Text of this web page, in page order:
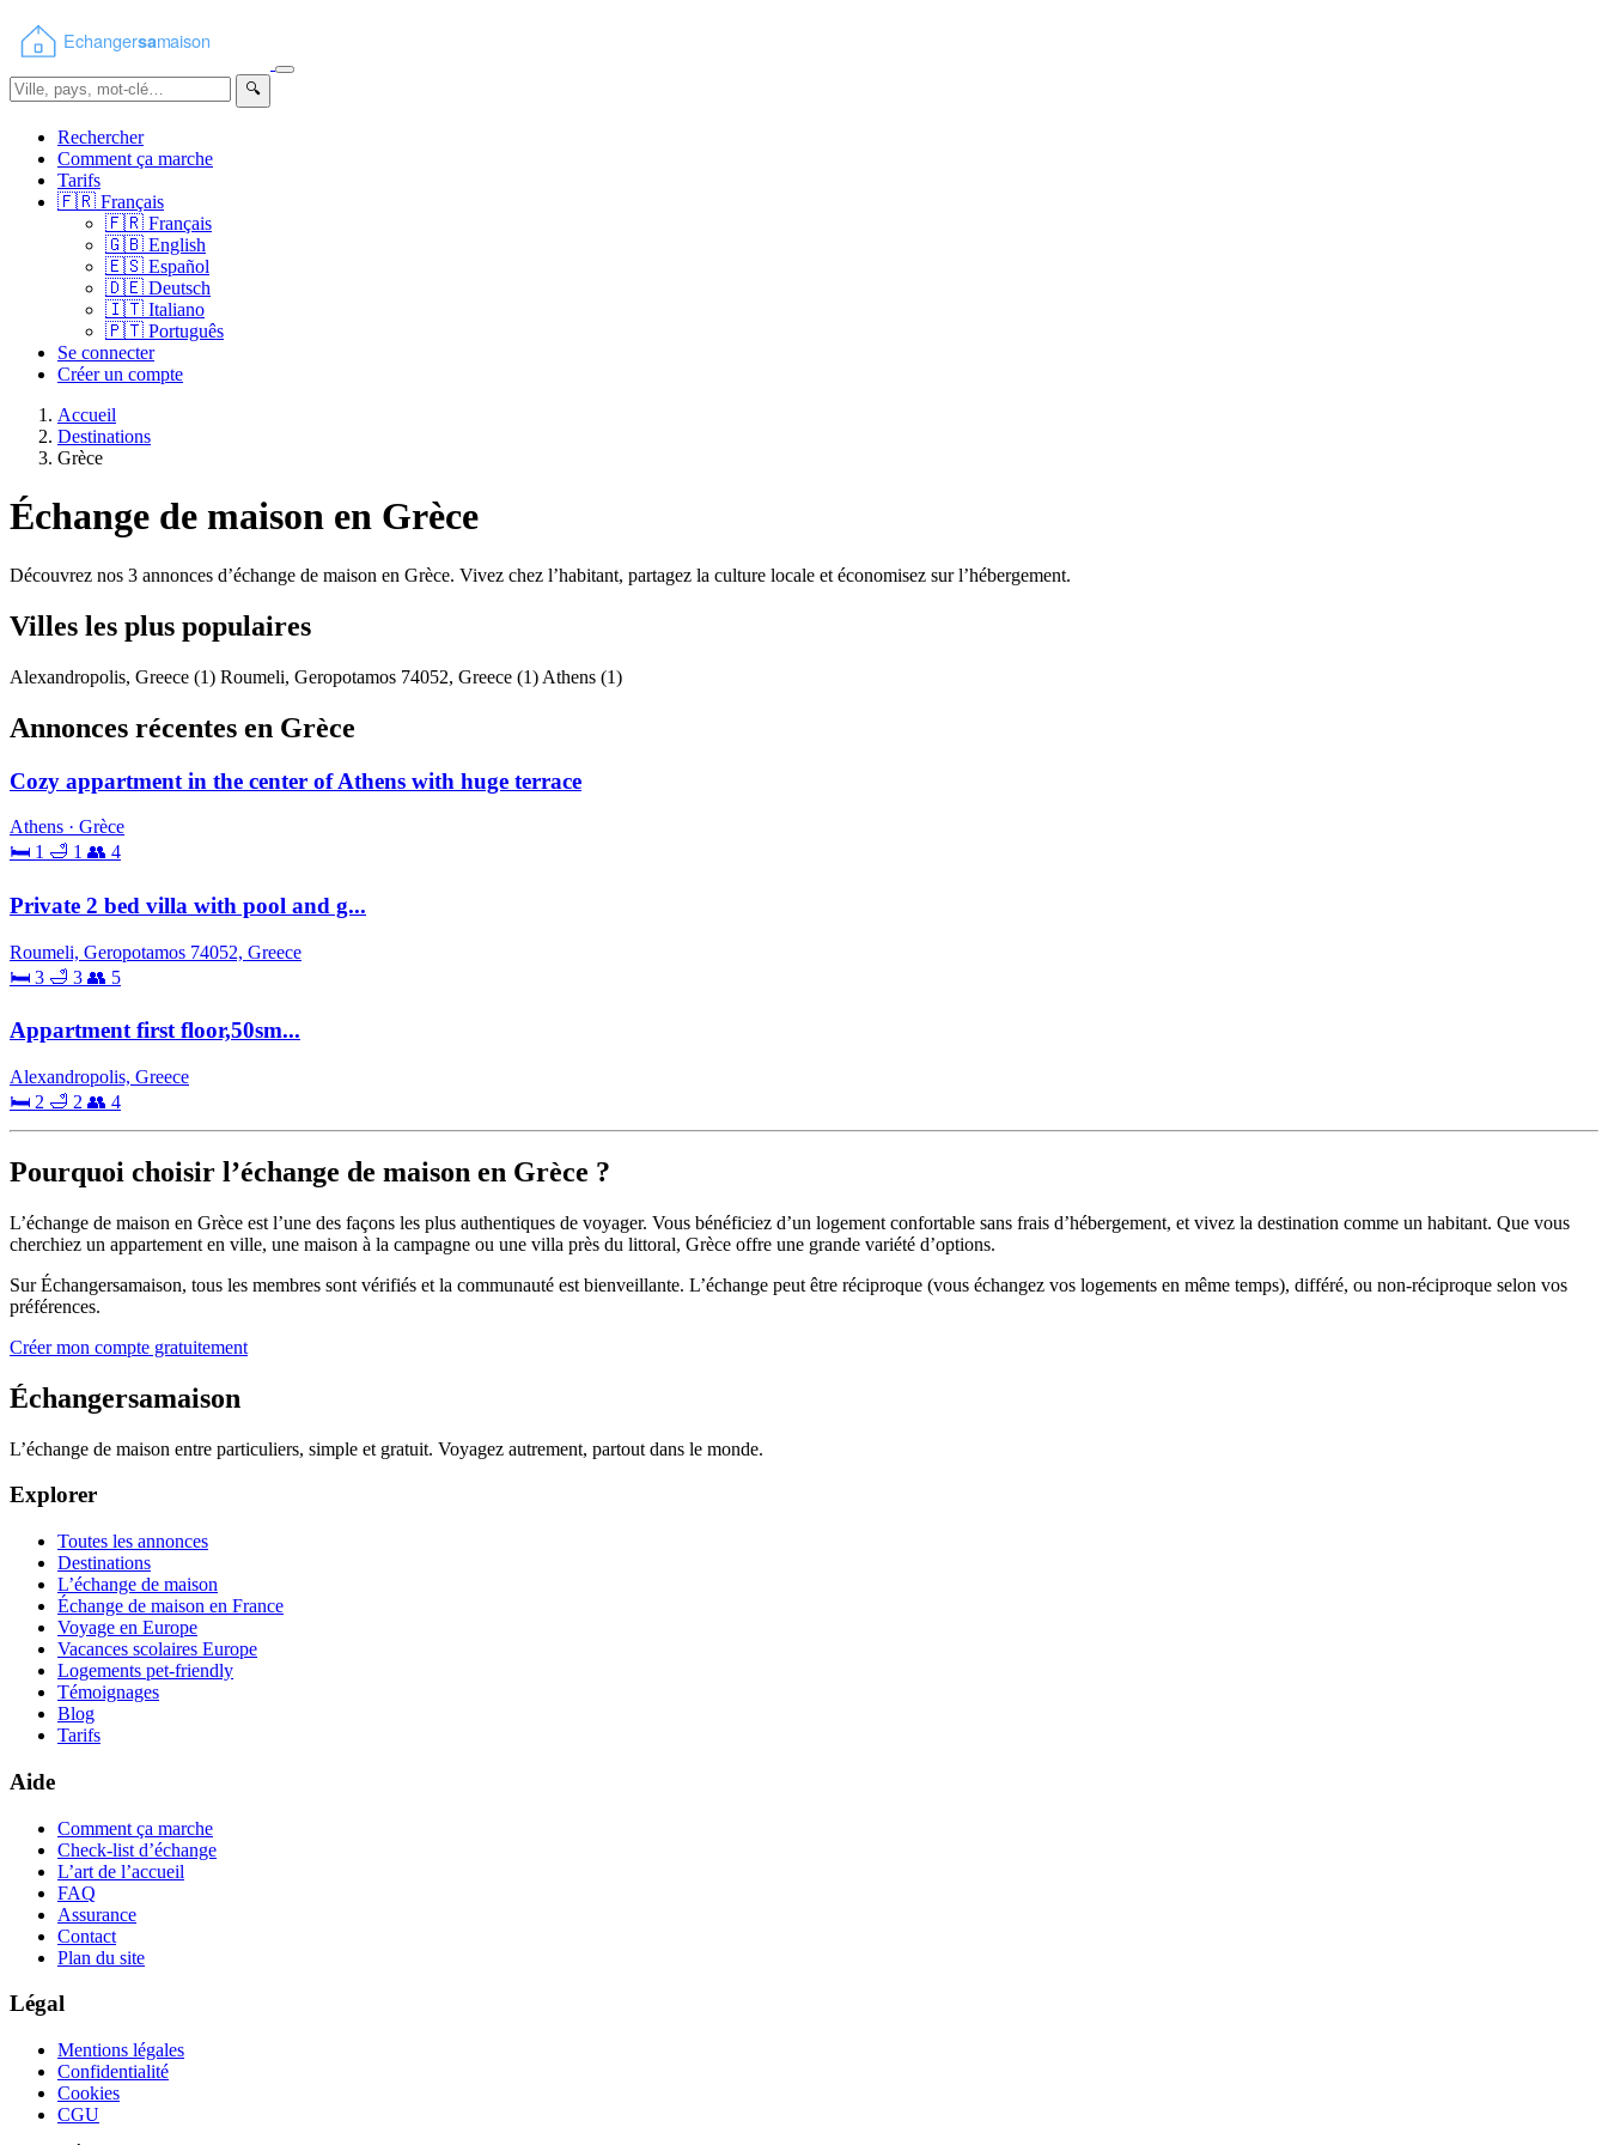
🔍
Rechercher
Comment ça marche
Tarifs
🇫🇷 Français
🇫🇷 Français
🇬🇧 English
🇪🇸 Español
🇩🇪 Deutsch
🇮🇹 Italiano
🇵🇹 Português
Se connecter
Créer un compte
Accueil
Destinations
Grèce
Échange de maison en Grèce
Découvrez nos 3 annonces d’échange de maison en Grèce. Vivez chez l’habitant, partagez la culture locale et économisez sur l’hébergement.
Villes les plus populaires
Alexandropolis, Greece (1) Roumeli, Geropotamos 74052, Greece (1) Athens (1)
Annonces récentes en Grèce
Cozy appartment in the center of Athens with huge terrace
Athens · Grèce
🛏 1 🛁 1 👥 4
Private 2 bed villa with pool and g...
Roumeli, Geropotamos 74052, Greece
🛏 3 🛁 3 👥 5
Appartment first floor,50sm...
Alexandropolis, Greece
🛏 2 🛁 2 👥 4
Pourquoi choisir l’échange de maison en Grèce ?
L’échange de maison en Grèce est l’une des façons les plus authentiques de voyager. Vous bénéficiez d’un logement confortable sans frais d’hébergement, et vivez la destination comme un habitant. Que vous
cherchiez un appartement en ville, une maison à la campagne ou une villa près du littoral, Grèce offre une grande variété d’options.
Sur Échangersamaison, tous les membres sont vérifiés et la communauté est bienveillante. L’échange peut être réciproque (vous échangez vos logements en même temps), différé, ou non-réciproque selon vos
préférences.
Créer mon compte gratuitement
Échangersamaison
L’échange de maison entre particuliers, simple et gratuit. Voyagez autrement, partout dans le monde.
Explorer
Toutes les annonces
Destinations
L’échange de maison
Échange de maison en France
Voyage en Europe
Vacances scolaires Europe
Logements pet-friendly
Témoignages
Blog
Tarifs
Aide
Comment ça marche
Check-list d’échange
L’art de l’accueil
FAQ
Assurance
Contact
Plan du site
Légal
Mentions légales
Confidentialité
Cookies
CGU